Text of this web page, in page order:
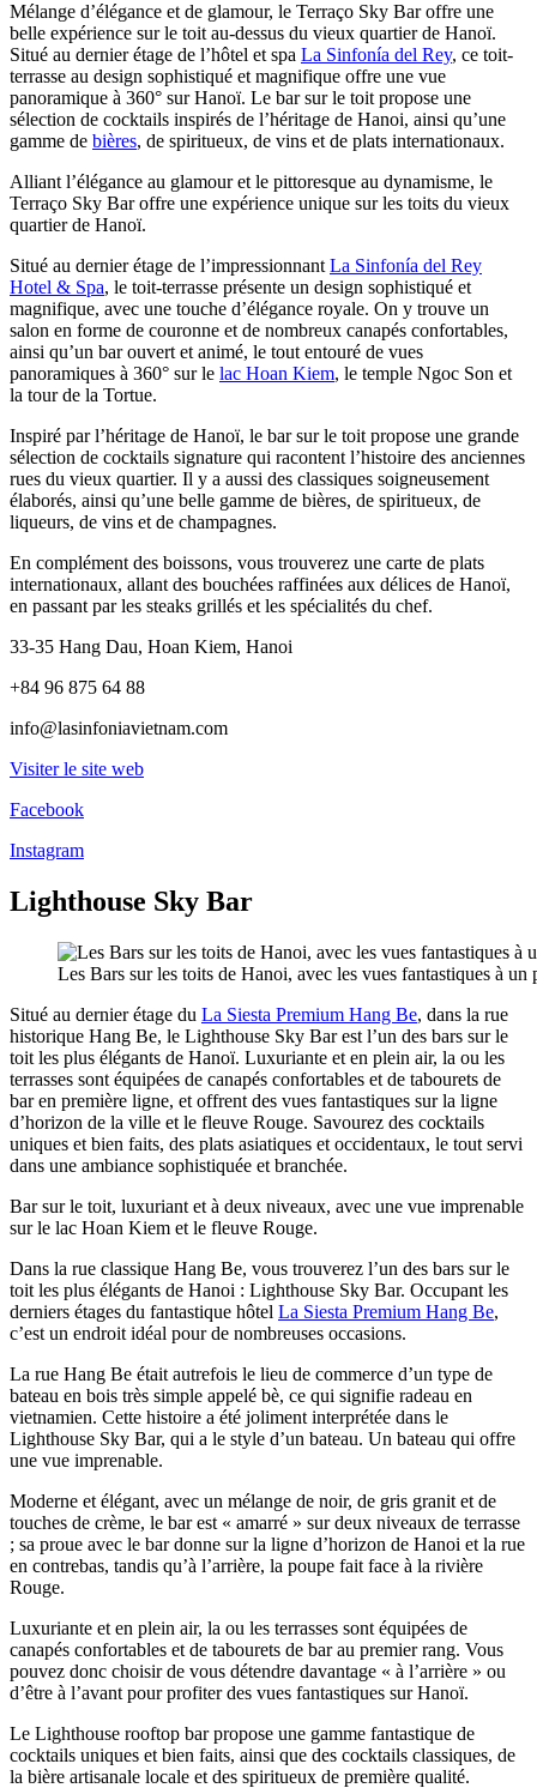
Mélange d’élégance et de glamour, le Terraço Sky Bar offre une
belle expérience sur le toit au-dessus du vieux quartier de Hanoï.
Situé au dernier étage de l’hôtel et spa La Sinfonía del Rey, ce toit-
terrasse au design sophistiqué et magnifique offre une vue
panoramique à 360° sur Hanoï. Le bar sur le toit propose une
sélection de cocktails inspirés de l’héritage de Hanoi, ainsi qu’une
gamme de bières, de spiritueux, de vins et de plats internationaux.
Alliant l’élégance au glamour et le pittoresque au dynamisme, le
Terraço Sky Bar offre une expérience unique sur les toits du vieux
quartier de Hanoï.
Situé au dernier étage de l’impressionnant La Sinfonía del Rey
Hotel & Spa, le toit-terrasse présente un design sophistiqué et
magnifique, avec une touche d’élégance royale. On y trouve un
salon en forme de couronne et de nombreux canapés confortables,
ainsi qu’un bar ouvert et animé, le tout entouré de vues
panoramiques à 360° sur le lac Hoan Kiem, le temple Ngoc Son et
la tour de la Tortue.
Inspiré par l’héritage de Hanoï, le bar sur le toit propose une grande
sélection de cocktails signature qui racontent l’histoire des anciennes
rues du vieux quartier. Il y a aussi des classiques soigneusement
élaborés, ainsi qu’une belle gamme de bières, de spiritueux, de
liqueurs, de vins et de champagnes.
En complément des boissons, vous trouverez une carte de plats
internationaux, allant des bouchées raffinées aux délices de Hanoï,
en passant par les steaks grillés et les spécialités du chef.
33-35 Hang Dau, Hoan Kiem, Hanoi
+84 96 875 64 88
info@lasinfoniavietnam.com
Visiter le site web
Facebook
Instagram
Lighthouse Sky Bar
Les Bars sur les toits de Hanoi, avec les vues fantastiques à un
Situé au dernier étage du La Siesta Premium Hang Be, dans la rue
historique Hang Be, le Lighthouse Sky Bar est l’un des bars sur le
toit les plus élégants de Hanoï. Luxuriante et en plein air, la ou les
terrasses sont équipées de canapés confortables et de tabourets de
bar en première ligne, et offrent des vues fantastiques sur la ligne
d’horizon de la ville et le fleuve Rouge. Savourez des cocktails
uniques et bien faits, des plats asiatiques et occidentaux, le tout servi
dans une ambiance sophistiquée et branchée.
Bar sur le toit, luxuriant et à deux niveaux, avec une vue imprenable
sur le lac Hoan Kiem et le fleuve Rouge.
Dans la rue classique Hang Be, vous trouverez l’un des bars sur le
toit les plus élégants de Hanoi : Lighthouse Sky Bar. Occupant les
derniers étages du fantastique hôtel La Siesta Premium Hang Be,
c’est un endroit idéal pour de nombreuses occasions.
La rue Hang Be était autrefois le lieu de commerce d’un type de
bateau en bois très simple appelé bè, ce qui signifie radeau en
vietnamien. Cette histoire a été joliment interprétée dans le
Lighthouse Sky Bar, qui a le style d’un bateau. Un bateau qui offre
une vue imprenable.
Moderne et élégant, avec un mélange de noir, de gris granit et de
touches de crème, le bar est « amarré » sur deux niveaux de terrasse
; sa proue avec le bar donne sur la ligne d’horizon de Hanoi et la rue
en contrebas, tandis qu’à l’arrière, la poupe fait face à la rivière
Rouge.
Luxuriante et en plein air, la ou les terrasses sont équipées de
canapés confortables et de tabourets de bar au premier rang. Vous
pouvez donc choisir de vous détendre davantage « à l’arrière » ou
d’être à l’avant pour profiter des vues fantastiques sur Hanoï.
Le Lighthouse rooftop bar propose une gamme fantastique de
cocktails uniques et bien faits, ainsi que des cocktails classiques, de
la bière artisanale locale et des spiritueux de première qualité.